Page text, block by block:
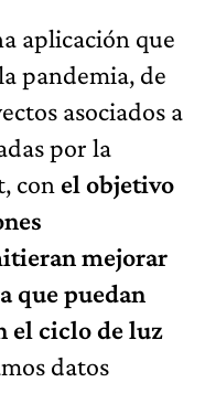
aplicación que
pandemia, de
asociados a
por la
con el objetivo
mejorar
que puedan
el ciclo de luz
datos